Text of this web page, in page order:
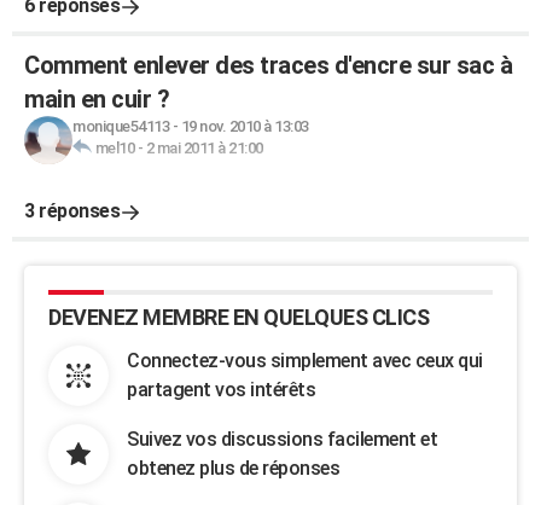
6 réponses
Comment enlever des traces d'encre sur sac à
main en cuir ?
monique54113- 19 nov. 2010 à 13:03
mel10- 2 mai 2011 à 21:00
3 réponses
DEVENEZ MEMBRE EN QUELQUES CLICS
Connectez-vous simplement avec ceux qui
partagent vos intérêts
Suivez vos discussions facilement et
obtenez plus de réponses